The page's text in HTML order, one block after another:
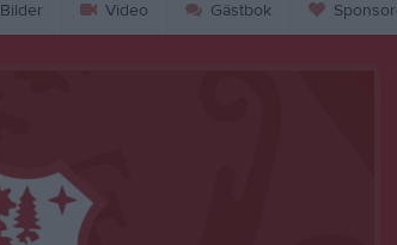
Bilder Video Gästbok